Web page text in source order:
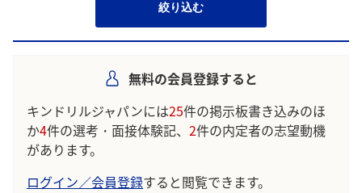
絞り込む
無料の会員登録すると
キンドリルジャパンには25件の掲示板書き込みのほ
か4件の選考・面接体験記、 2件の内定者の志望動機
があります。
ログイン／会員登録すると閲覧できます。